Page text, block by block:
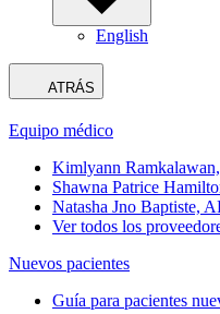
English
ATRÁS
Equipo médico
Kimlyann
Shawna Patrice
Natasha Jno Baptiste,
Ver todos los
Nuevos pacientes
Guía para pacientes